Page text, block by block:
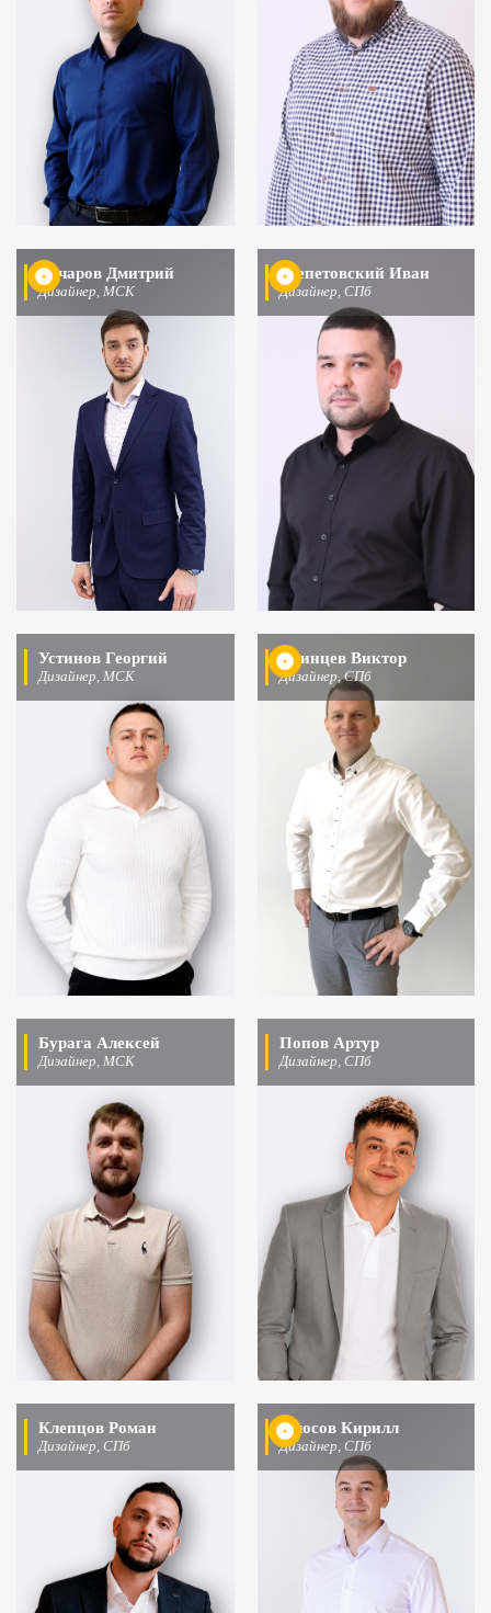
Бочаров Дмитрий
Дизайнер, МСК
Шепетовский Иван
Дизайнер, СПб
Устинов Георгий
Дизайнер, МСК
Осинцев Виктор
Дизайнер, СПб
Бурага Алексей
Дизайнер, МСК
Попов Артур
Дизайнер, СПб
Клепцов Роман
Дизайнер, СПб
Амосов Кирилл
Дизайнер, СПб